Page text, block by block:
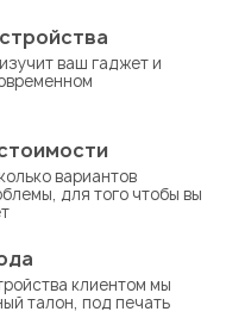
ваш гаджет и
вариантов
для того чтобы вы
клиентом мы
талон, под печать